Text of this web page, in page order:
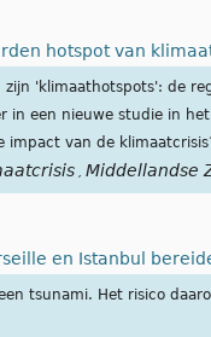
hotspot van
'klimaathotspots': de
een nieuwe studie in
impact van de
Middellandse
en Istanbul
tsunami. Het risico